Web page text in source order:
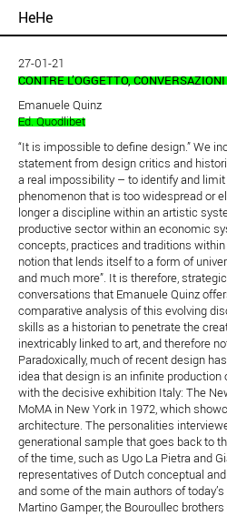
HeHe
27-01-21
CONTRE L’OGGETTO,
Emanuele Quinz
Ed. Quodlibet
“It is impossible to define design.” We
statement from design critics and
a real impossibility – to identify and
phenomenon that is too widespread or
longer a discipline within an artistic
productive sector within an economic
concepts, practices and traditions
notion that lends itself to a form of
and much more”. It is therefore,
conversations that Emanuele Quinz
comparative analysis of this evolving
skills as a historian to penetrate the
inextricably linked to art, and therefore
Paradoxically, much of recent design
idea that design is an infinite
with the decisive exhibition Italy: The
MoMA in New York in 1972, which
architecture. The personalities
generational sample that goes back to
of the time, such as Ugo La Pietra and
representatives of Dutch conceptual
and some of the main authors of
Martino Gamper, the Bouroullec